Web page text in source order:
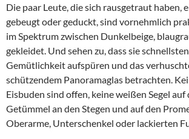
Die paar Leute, die sich rausgetraut haben,
gebeugt oder geduckt, sind vornehmlich
im Spektrum zwischen Dunkelbeige,
gekleidet. Und sehen zu, dass sie
Gemütlichkeit aufspüren und das
schützendem Panoramaglas betrachten.
Eisbuden sind offen, keine weißen Segel auf
Getümmel an den Stegen und auf den
Oberarme, Unterschenkel oder lackierten